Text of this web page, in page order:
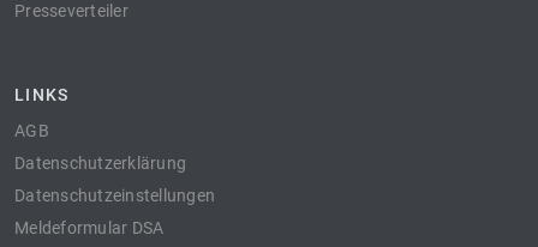
Presseverteiler
LINKS
AGB
Datenschutzerklärung
Datenschutzeinstellungen
Meldeformular DSA